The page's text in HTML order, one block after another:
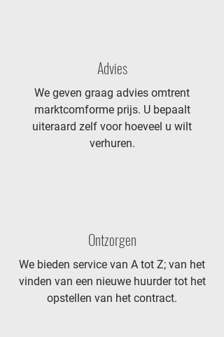
Advies
We geven graag advies omtrent
marktcomforme prijs. U bepaalt
uiteraard zelf voor hoeveel u wilt
verhuren.
Ontzorgen
We bieden service van A tot Z; van het
vinden van een nieuwe huurder tot het
opstellen van het contract.